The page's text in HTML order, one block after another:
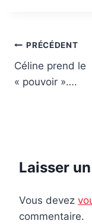
Navigation
de
PRÉCÉDENT
Céline prend le
« pouvoir »….
Laisser
Vous devez
commentaire.